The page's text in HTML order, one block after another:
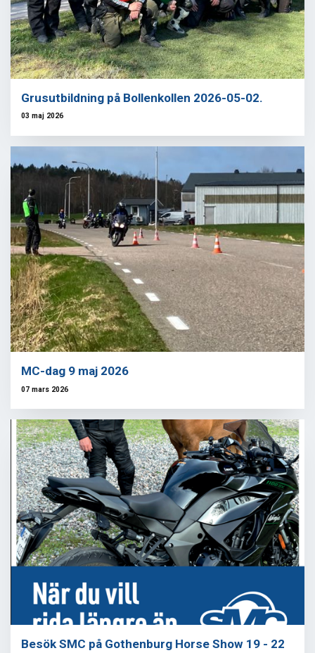
Grusutbildning på Bollenkollen 2026-05-02.
03 maj 2026
MC-dag 9 maj 2026
07 mars 2026
Besök SMC på Gothenburg Horse Show 19 - 22